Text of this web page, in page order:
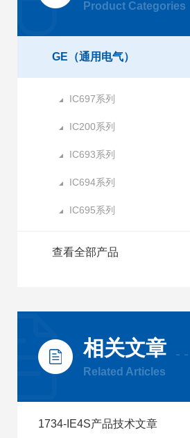
Product Categories
GE（通用电气）
IC697系列
IC200系列
IC693系列
IC694系列
IC695系列
查看全部产品
相关文章
Related Articles
1734-IE4S产品技术文章